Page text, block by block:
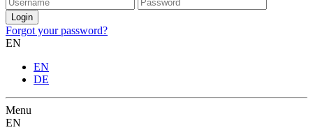
Forgot your password?
EN
EN
DE
Menu
EN